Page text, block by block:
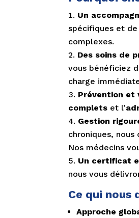
Un
spécifiques et
complexes.
Des soins de
vous bénéficiez
charge
Prévention et
complets et l’
Gestion
chroniques, nous
Nos médecins
Un certificat
nous vous
Ce qui nous
Approche